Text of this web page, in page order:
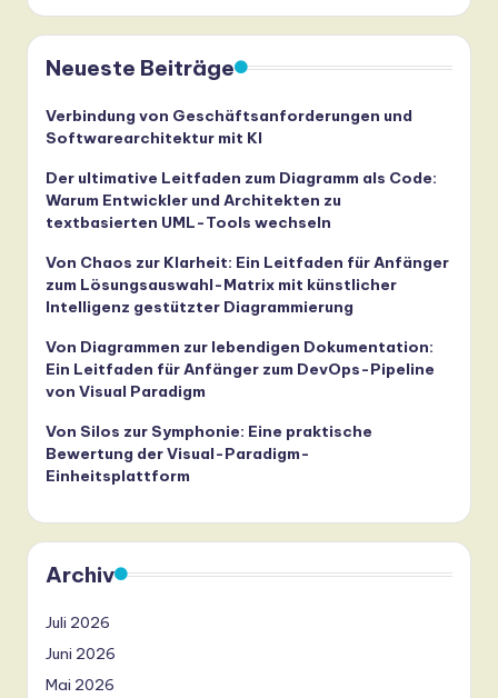
Neueste Beiträge
Verbindung von Geschäftsanforderungen und
Softwarearchitektur mit KI
Der ultimative Leitfaden zum Diagramm als Code:
Warum Entwickler und Architekten zu
textbasierten UML-Tools wechseln
Von Chaos zur Klarheit: Ein Leitfaden für Anfänger
zum Lösungsauswahl-Matrix mit künstlicher
Intelligenz gestützter Diagrammierung
Von Diagrammen zur lebendigen Dokumentation:
Ein Leitfaden für Anfänger zum DevOps-Pipeline
von Visual Paradigm
Von Silos zur Symphonie: Eine praktische
Bewertung der Visual-Paradigm-
Einheitsplattform
Archiv
Juli 2026
Juni 2026
Mai 2026